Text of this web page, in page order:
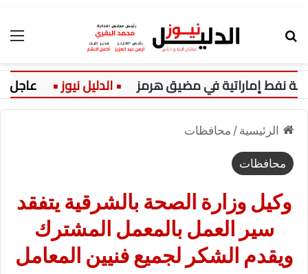
إماراتية في مضيق هرمز عاجل:
الرئيسية / محافظات
محافظات
وكيل وزارة الصحة بالشرقية يتفقد
سير العمل بالمعمل المشترك
ويقدم الشكر لجميع فنيين المعامل